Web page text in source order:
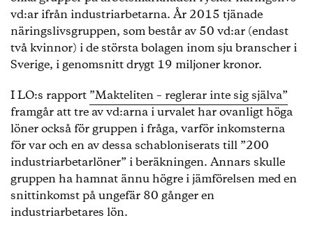
vd:ar ifrån industriarbetarna. År 2015 tjänade
näringslivsgruppen, som består av 50 vd:ar (endast
två kvinnor) i de största bolagen inom sju branscher i
Sverige, i genomsnitt drygt 19 miljoner kronor.
I LO:s rapport ”Makteliten – reglerar inte sig själva”
framgår att tre av vd:arna i urvalet har ovanligt höga
löner också för gruppen i fråga, varför inkomsterna
för var och en av dessa schabloniserats till ”200
industriarbetarlöner” i beräkningen. Annars skulle
gruppen ha hamnat ännu högre i jämförelsen med en
snittinkomst på ungefär 80 gånger en
industriarbetares lön.